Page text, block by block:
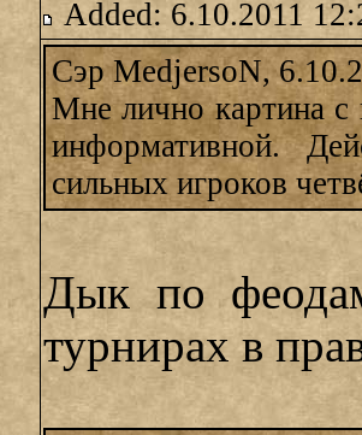
Added: 6.10.2011
Сэр MedjersoN,
Мне лично картина с
информативной.
сильных игроков
Дык по
турнирах в